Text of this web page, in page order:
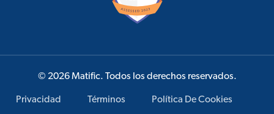
© 2026 Matific. Todos los derechos reservados.
Privacidad Términos Política De Cookies